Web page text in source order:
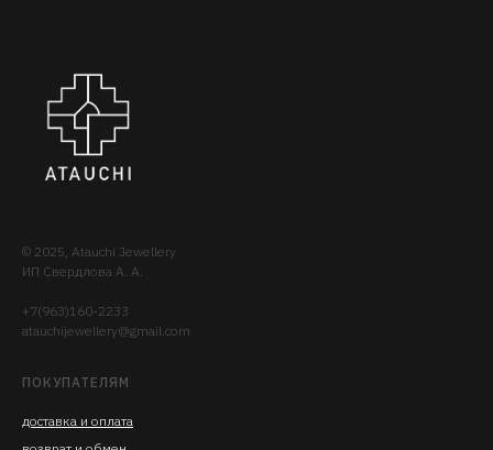
© 2025, Atauchi Jewellery
ИП Свердлова А. А.
+7(963)160-2233
atauchijewellery@gmail.com
ПОКУПАТЕЛЯМ
доставка и оплата